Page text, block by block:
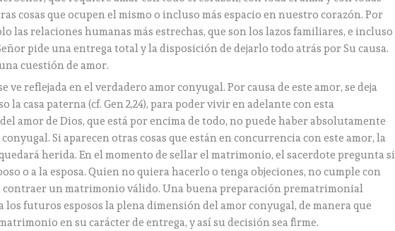
cosas que ocupen el mismo o incluso más espacio en nuestro corazón. Por
las relaciones humanas más estrechas, que son los lazos familiares, e incluso
pide una entrega total y la disposición de dejarlo todo atrás por Su causa.
cuestión de amor.
ve reflejada en el verdadero amor conyugal. Por causa de este amor, se deja
la casa paterna (cf. Gen 2,24), para poder vivir en adelante con esta
amor de Dios, que está por encima de todo, no puede haber absolutamente
Si aparecen otras cosas que están en concurrencia con este amor, la
herida. En el momento de sellar el matrimonio, el sacerdote pregunta si
o a la esposa. Quien no quiera hacerlo o tenga objeciones, no cumple con
contraer un matrimonio válido. Una buena preparación prematrimonial
futuros esposos la plena dimensión del amor conyugal, de manera que
en su carácter de entrega, y así su decisión sea firme.